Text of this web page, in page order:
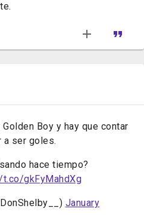
Boy y hay que contar
ser goles.
hace tiempo?
t.co/gkFyMahdXg
January